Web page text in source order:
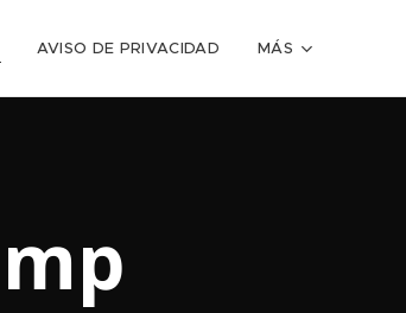
AVISO DE PRIVACIDAD MÁS